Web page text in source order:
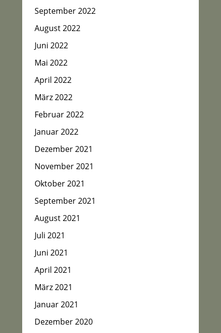
September 2022
August 2022
Juni 2022
Mai 2022
April 2022
März 2022
Februar 2022
Januar 2022
Dezember 2021
November 2021
Oktober 2021
September 2021
August 2021
Juli 2021
Juni 2021
April 2021
März 2021
Januar 2021
Dezember 2020